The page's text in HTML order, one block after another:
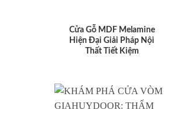
Cửa Gỗ MDF Melamine
Hiện Đại Giải Pháp Nội
Thất Tiết Kiệm